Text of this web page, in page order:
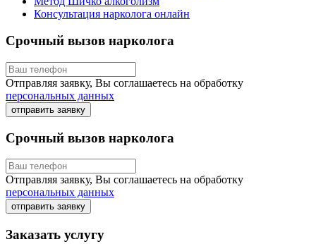
Консультация нарколога онлайн
Срочный вызов нарколога
Отправляя заявку, Вы соглашаетесь на обработку
персональных данных
отправить заявку
Срочный вызов нарколога
Отправляя заявку, Вы соглашаетесь на обработку
персональных данных
отправить заявку
Заказать услугу